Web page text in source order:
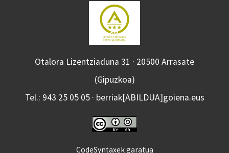
Otalora Lizentziaduna 31 · 20500 Arrasate
(Gipuzkoa)
Tel.: 943 25 05 05 · berriak[ABILDUA]goiena.eus
CodeSyntaxek garatua